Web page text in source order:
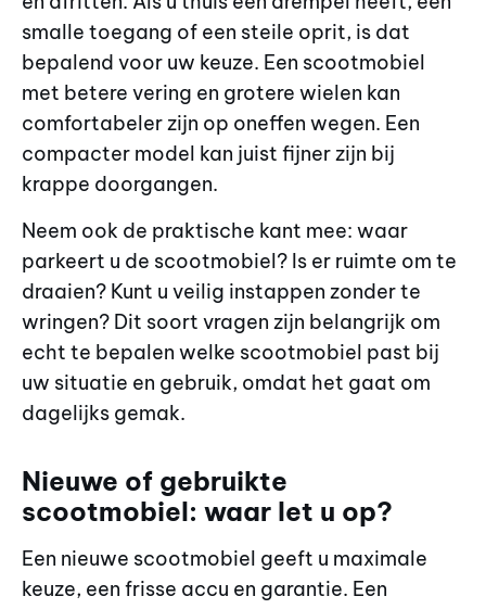
smalle toegang of een steile oprit, is dat
bepalend voor uw keuze. Een scootmobiel
met betere vering en grotere wielen kan
comfortabeler zijn op oneffen wegen. Een
compacter model kan juist fijner zijn bij
krappe doorgangen.
Neem ook de praktische kant mee: waar
parkeert u de scootmobiel? Is er ruimte om te
draaien? Kunt u veilig instappen zonder te
wringen? Dit soort vragen zijn belangrijk om
echt te bepalen welke scootmobiel past bij
uw situatie en gebruik, omdat het gaat om
dagelijks gemak.
Nieuwe of gebruikte
scootmobiel: waar let u op?
Een nieuwe scootmobiel geeft u maximale
keuze, een frisse accu en garantie. Een